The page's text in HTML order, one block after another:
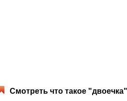
Смотреть что такое